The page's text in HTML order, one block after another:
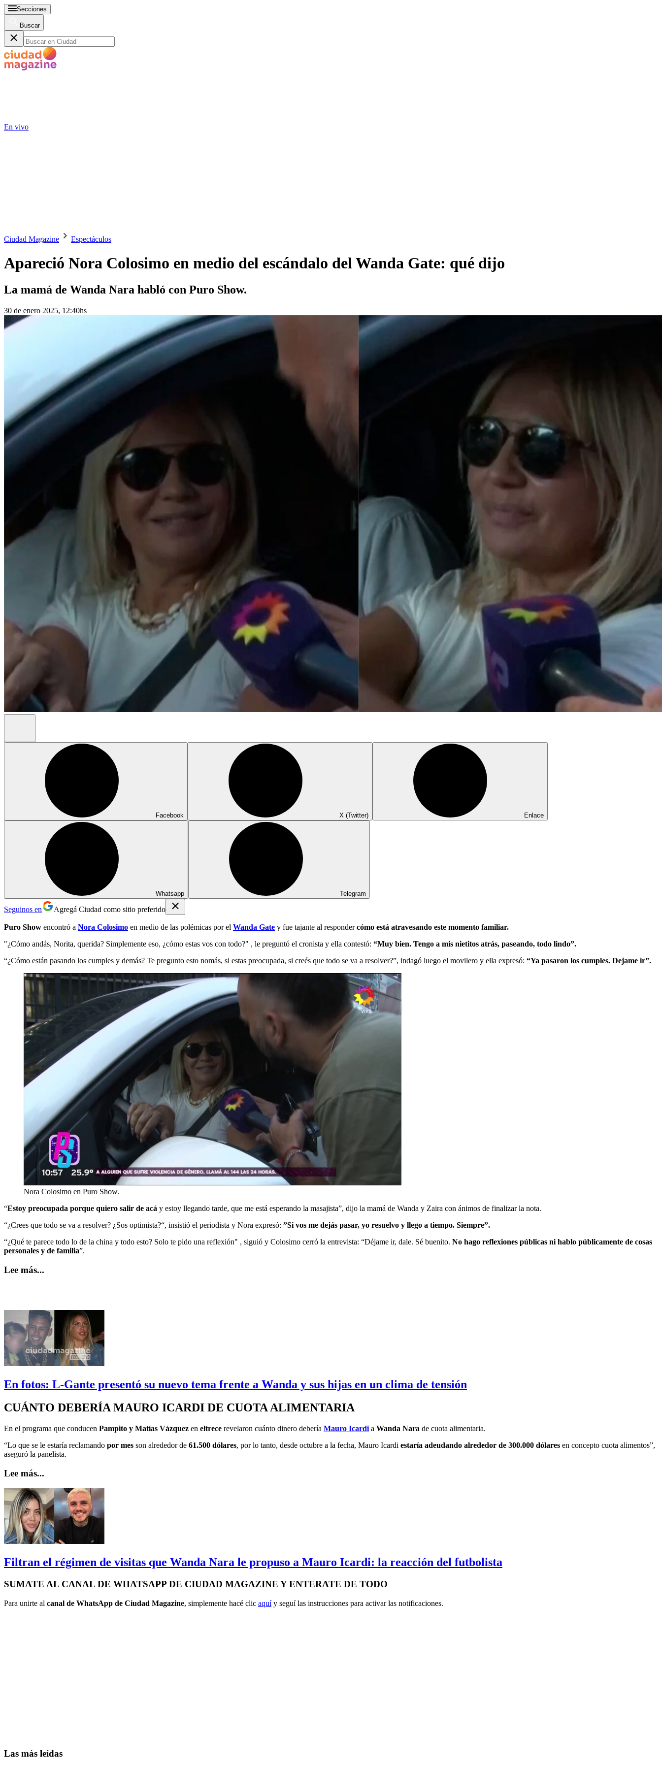
Secciones
Buscar
En vivo
Ciudad Magazine Espectáculos
Apareció Nora Colosimo en medio del escándalo del Wanda Gate: qué dijo
La mamá de Wanda Nara habló con Puro Show.
30 de enero 2025, 12:40hs
Facebook X (Twitter) Enlace
Whatsapp Telegram
Seguinos en Agregá Ciudad como sitio preferido
Puro Show encontró a Nora Colosimo en medio de las polémicas por el Wanda Gate y fue tajante al respondercómo está atravesando este momento familiar.
"¿Cómo andás, Norita, querida? Simplemente eso, ¿cómo estas vos con todo?" , le preguntó el cronista y ella contestó: “Muy bien. Tengo a mis nietitos atrás, paseando, todo lindo”.
“¿Cómo están pasando los cumples y demás? Te pregunto esto nomás, si estas preocupada, si creés que todo se va a resolver?”, indagó luego el movilero y ella expresó: “Ya pasaron los cumples. Dejame ir”.
Nora Colosimo en Puro Show.
“Estoy preocupada porque quiero salir de acá y estoy llegando tarde, que me está esperando la masajista”, dijo la mamá de Wanda y Zaira con ánimos de finalizar la nota.
“¿Crees que todo se va a resolver? ¿Sos optimista?“, insistió el periodista y Nora expresó: ”Si vos me dejás pasar, yo resuelvo y llego a tiempo. Siempre”.
“¿Qué te parece todo lo de la china y todo esto? Solo te pido una reflexión" , siguió y Colosimo cerró la entrevista: “Déjame ir, dale. Sé buenito. No hago reflexiones públicas ni hablo públicamente de cosas
personales y de familia”.
Lee más...
En fotos: L-Gante presentó su nuevo tema frente a Wanda y sus hijas en un clima de tensión
CUÁNTO DEBERÍA MAURO ICARDI DE CUOTA ALIMENTARIA
En el programa que conducen Pampito y Matías Vázquez en eltrece revelaron cuánto dinero debería Mauro Icardi a Wanda Nara de cuota alimentaria.
“Lo que se le estaría reclamando por mes son alrededor de 61.500 dólares, por lo tanto, desde octubre a la fecha, Mauro Icardi estaría adeudando alrededor de 300.000 dólares en concepto cuota alimentos”,
aseguró la panelista.
Lee más...
Filtran el régimen de visitas que Wanda Nara le propuso a Mauro Icardi: la reacción del futbolista
SUMATE AL CANAL DE WHATSAPP DE CIUDAD MAGAZINE Y ENTERATE DE TODO
Para unirte al canal de WhatsApp de Ciudad Magazine, simplemente hacé clic aquíy seguí las instrucciones para activar las notificaciones.
Las más leídas